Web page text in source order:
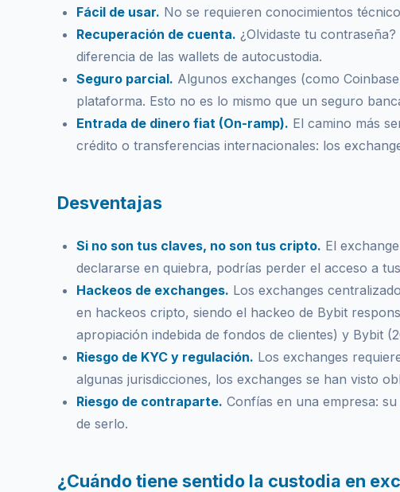
Fácil de usar. No se requieren conocimientos
Recuperación de cuenta. ¿Olvidaste tu
diferencia de las wallets de autocustodia.
Seguro parcial. Algunos exchanges (como
plataforma. Esto no es lo mismo que un seguro
Entrada de dinero fiat (On-ramp). El camino más
crédito o transferencias internacionales: los
Desventajas
Si no son tus claves, no son tus cripto. El
declararse en quiebra, podrías perder el acceso a
Hackeos de exchanges. Los exchanges
en hackeos cripto, siendo el hackeo de Bybit
apropiación indebida de fondos de clientes) y Bybit
Riesgo de KYC y regulación. Los exchanges
algunas jurisdicciones, los exchanges se han visto
Riesgo de contraparte. Confías en una empresa:
de serlo.
¿Cuándo tiene sentido la custodia en